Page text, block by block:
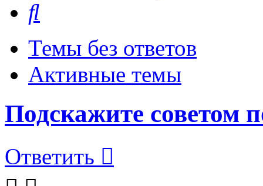
Темы без ответов
Активные темы
Подскажите советом
Ответить